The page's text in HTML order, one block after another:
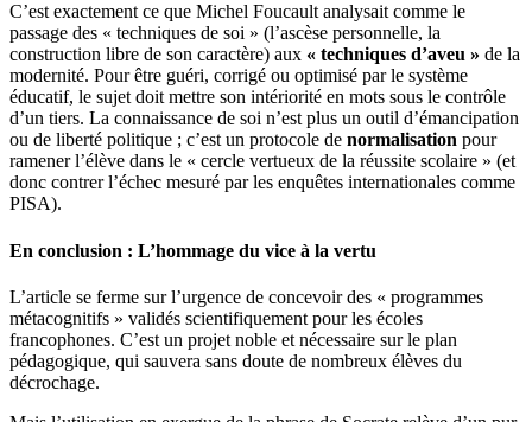
C’est exactement ce que Michel Foucault analysait comme le
passage des « techniques de soi » (l’ascèse personnelle, la
construction libre de son caractère) aux « techniques d’aveu » de la
modernité. Pour être guéri, corrigé ou optimisé par le système
éducatif, le sujet doit mettre son intériorité en mots sous le contrôle
d’un tiers. La connaissance de soi n’est plus un outil d’émancipation
ou de liberté politique ; c’est un protocole de normalisation pour
ramener l’élève dans le « cercle vertueux de la réussite scolaire » (et
donc contrer l’échec mesuré par les enquêtes internationales comme
PISA).
En conclusion : L’hommage du vice à la vertu
L’article se ferme sur l’urgence de concevoir des « programmes
métacognitifs » validés scientifiquement pour les écoles
francophones. C’est un projet noble et nécessaire sur le plan
pédagogique, qui sauvera sans doute de nombreux élèves du
décrochage.